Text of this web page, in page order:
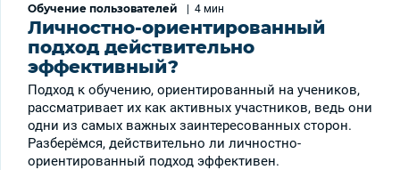
Обучение пользователей | 4 мин
Личностно-ориентированный
подход действительно
эффективный?
Подход к обучению, ориентированный на учеников,
рассматривает их как активных участников, ведь они
одни из самых важных заинтересованных сторон.
Разберёмся, действительно ли личностно-
ориентированный подход эффективен.